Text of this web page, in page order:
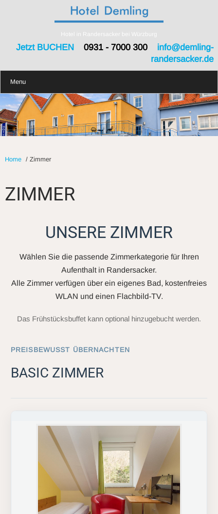
Hotel in Randersacker bei Würzburg
Jetzt BUCHEN0931 - 7000 300 info@demling-
randersacker.de
Menu
Home / Zimmer
ZIMMER
UNSERE ZIMMER
Wählen Sie die passende Zimmerkategorie für Ihren
Aufenthalt in Randersacker.
Alle Zimmer verfügen über ein eigenes Bad, kostenfreies
WLAN und einen Flachbild-TV.
Das Frühstücksbuffet kann optional hinzugebucht werden.
PREISBEWUSST ÜBERNACHTEN
BASIC ZIMMER